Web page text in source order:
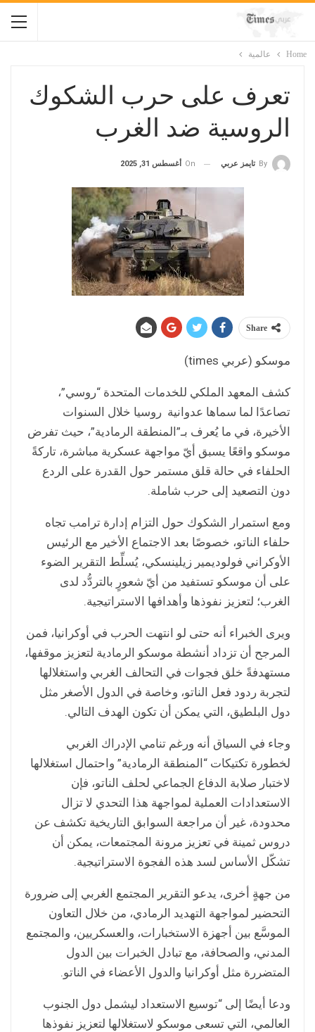
Home عالمية
تعرف على حرب الشكوك
الروسية ضد الغرب
By تايمز عربي On أغسطس 31, 2025
Share
موسكو (عربي times)
كشف المعهد الملكي للخدمات المتحدة “روسي”،
تصاعدًا لما سماها عدوانية روسيا خلال السنوات
الأخيرة، في ما يُعرف بـ”المنطقة الرمادية”، حيث تفرض
موسكو واقعًا يسبق أيّ مواجهة عسكرية مباشرة، تاركةً
الحلفاء في حالة قلق مستمر حول القدرة على الردع
دون التصعيد إلى حرب شاملة.
ومع استمرار الشكوك حول التزام إدارة ترامب تجاه
حلفاء الناتو، خصوصًا بعد الاجتماع الأخير مع الرئيس
الأوكراني فولوديمير زيلينسكي، يُسلِّط التقرير الضوء
على أن موسكو تستفيد من أيّ شعورٍ بالتردُّد لدى
الغرب؛ لتعزيز نفوذها وأهدافها الاستراتيجية.
ويرى الخبراء أنه حتى لو انتهت الحرب في أوكرانيا، فمن
المرجح أن تزداد أنشطة موسكو الرمادية لتعزيز موقفها،
مستهدفةً خلق فجوات في التحالف الغربي واستغلالها
لتجربة ردود فعل الناتو، وخاصة في الدول الأصغر مثل
دول البلطيق، التي يمكن أن تكون الهدف التالي.
وجاء في السياق أنه ورغم تنامي الإدراك الغربي
لخطورة تكتيكات “المنطقة الرمادية” واحتمال استغلالها
لاختبار صلابة الدفاع الجماعي لحلف الناتو، فإن
الاستعدادات العملية لمواجهة هذا التحدي لا تزال
محدودة، غير أن مراجعة السوابق التاريخية تكشف عن
دروس ثمينة في تعزيز مرونة المجتمعات، يمكن أن
تشكّل الأساس لسد هذه الفجوة الاستراتيجية.
من جهةٍ أخرى، يدعو التقرير المجتمع الغربي إلى ضرورة
التحضير لمواجهة التهديد الرمادي، من خلال التعاون
الموسَّع بين أجهزة الاستخبارات، والعسكريين، والمجتمع
المدني، والصحافة، مع تبادل الخبرات بين الدول
المتضررة مثل أوكرانيا والدول الأعضاء في الناتو.
ودعا أيضًا إلى “توسيع الاستعداد ليشمل دول الجنوب
العالمي، التي تسعى موسكو لاستغلالها لتعزيز نفوذها